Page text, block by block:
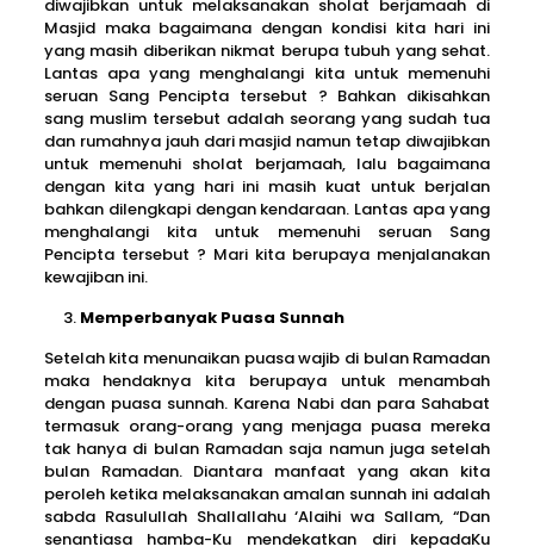
diwajibkan untuk melaksanakan sholat berjamaah di
Masjid maka bagaimana dengan kondisi kita hari ini
yang masih diberikan nikmat berupa tubuh yang sehat.
Lantas apa yang menghalangi kita untuk memenuhi
seruan Sang Pencipta tersebut ? Bahkan dikisahkan
sang muslim tersebut adalah seorang yang sudah tua
dan rumahnya jauh dari masjid namun tetap diwajibkan
untuk memenuhi sholat berjamaah, lalu bagaimana
dengan kita yang hari ini masih kuat untuk berjalan
bahkan dilengkapi dengan kendaraan. Lantas apa yang
menghalangi kita untuk memenuhi seruan Sang
Pencipta tersebut ? Mari kita berupaya menjalanakan
kewajiban ini.
Memperbanyak Puasa Sunnah
Setelah kita menunaikan puasa wajib di bulan Ramadan
maka hendaknya kita berupaya untuk menambah
dengan puasa sunnah. Karena Nabi dan para Sahabat
termasuk orang-orang yang menjaga puasa mereka
tak hanya di bulan Ramadan saja namun juga setelah
bulan Ramadan. Diantara manfaat yang akan kita
peroleh ketika melaksanakan amalan sunnah ini adalah
sabda Rasulullah Shallallahu ‘Alaihi wa Sallam, “Dan
senantiasa hamba-Ku mendekatkan diri kepadaKu